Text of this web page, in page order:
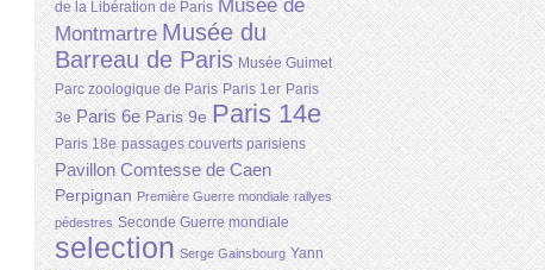
de la Libération de Paris Musée de
Montmartre Musée du
Barreau de Paris Musée Guimet
Parc zoologique de Paris Paris 1er Paris
3e Paris 6e Paris 9e Paris 14e
Paris 18e passages couverts parisiens
Pavillon Comtesse de Caen
Perpignan Première Guerre mondiale rallyes
pédestres Seconde Guerre mondiale
selection Serge Gainsbourg Yann